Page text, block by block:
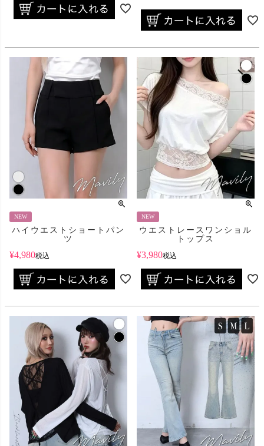
NEW
ハイウエストショートパン
ツ
¥4,980税込
NEW
ウエストレースワンショル
トップス
¥3,980税込